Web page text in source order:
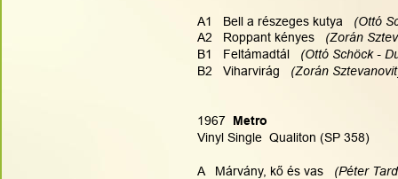
A1   Bell a részeges kutya
(Ottó
A2   Roppant kényes (Zorán
B1   Feltámadtál
(Ottó Schöck -
B2   Viharvirág
(Zorán
1967 Metro
Vinyl Single  Qualiton (SP 358)
A   Márvány, kő és vas
(Péter